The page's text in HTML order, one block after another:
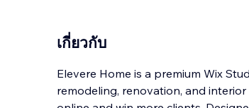
เกี่ยวกับ
Elevere Home is a premium Wix
remodeling, renovation, and